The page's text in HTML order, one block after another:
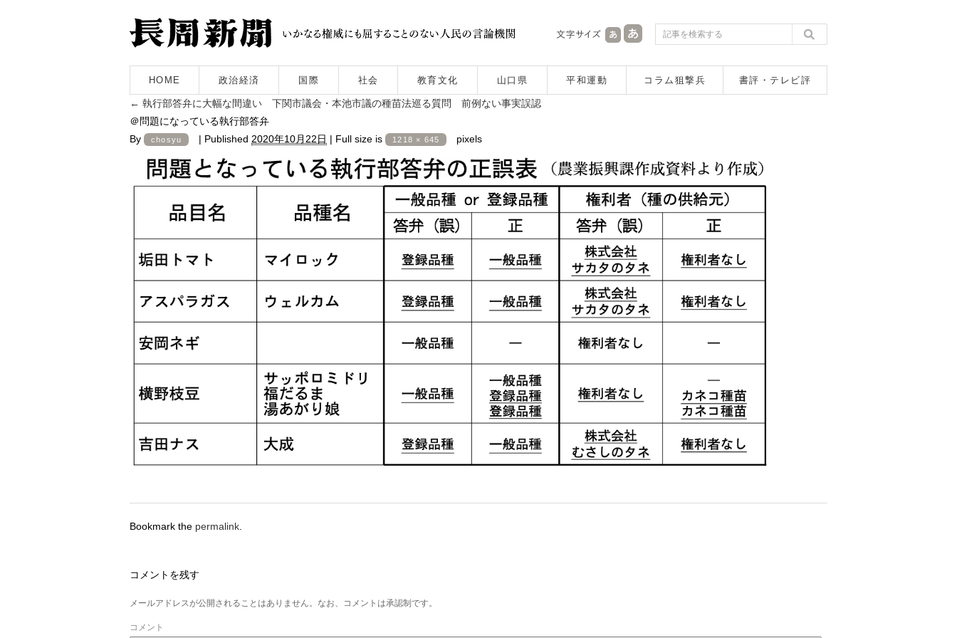
HOME 政治経済 国際 社会 教育文化 山口県 平和運動 コラム狙撃兵 書評・テレビ評
← 執行部答弁に大幅な間違い 下関市議会・本池市議の種苗法巡る質問 前例ない事実誤認
＠問題になっている執行部答弁
By
chosyu | Published 2020年10月22日 | Full size is 1218 × 645 pixels
Bookmark the permalink
コメントを残す
メールアドレスが公開されることはありません。なお、コメントは承認制です。
コメント